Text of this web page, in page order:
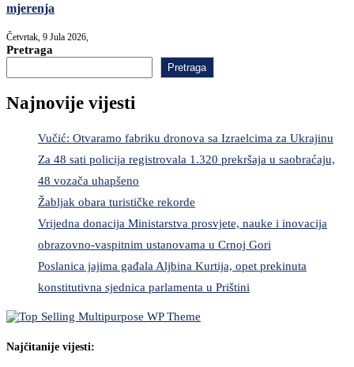
mjerenja
Četvrtak, 9 Jula 2026,
Pretraga
Pretraga
Najnovije vijesti
Vučić: Otvaramo fabriku dronova sa Izraelcima za Ukrajinu
Za 48 sati policija registrovala 1.320 prekršaja u saobraćaju,
48 vozača uhapšeno
Žabljak obara turističke rekorde
Vrijedna donacija Ministarstva prosvjete, nauke i inovacija
obrazovno-vaspitnim ustanovama u Crnoj Gori
Poslanica jajima gađala Aljbina Kurtija, opet prekinuta
konstitutivna sjednica parlamenta u Prištini
Najčitanije vijesti: